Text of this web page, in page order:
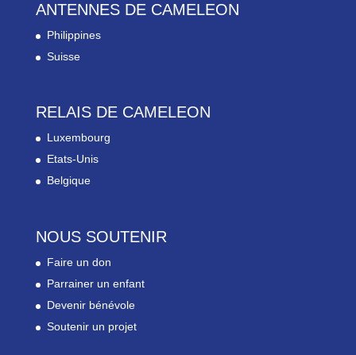
ANTENNES DE CAMELEON
Philippines
Suisse
RELAIS DE CAMELEON
Luxembourg
Etats-Unis
Belgique
NOUS SOUTENIR
Faire un don
Parrainer un enfant
Devenir bénévole
Soutenir un projet